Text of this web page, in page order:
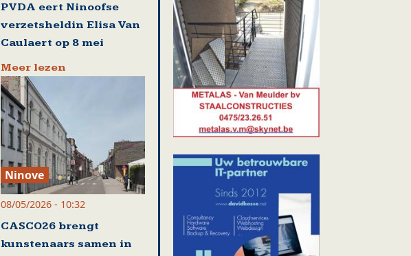
PVDA eert Ninoofse
verzetsheldin Elisa Van
Caulaert op 8 mei
Meer lezen
Ninove
08/05/2026 - 10:32
CASCO26 brengt
kunstenaars samen in